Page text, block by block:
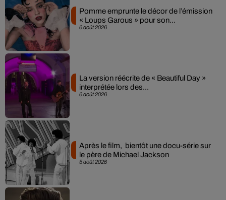
6 août 2026
Pomme emprunte le décor de l’émission
« Loups Garous » pour son...
6 août 2026
La version réécrite de « Beautiful Day »
interprétée lors des...
5 août 2026
Après le film, bientôt une docu-série sur
le père de Michael Jackson